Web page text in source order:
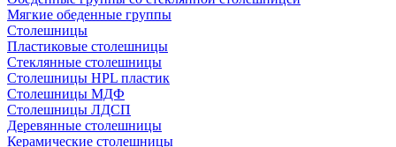
Мягкие обеденные группы
Столешницы
Пластиковые столешницы
Стеклянные столешницы
Столешницы HPL пластик
Столешницы МДФ
Столешницы ЛДСП
Деревянные столешницы
Керамические столешницы